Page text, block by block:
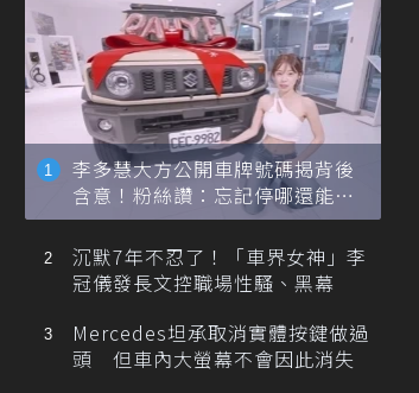
李多慧大方公開車牌號碼揭背後
含意！粉絲讚：忘記停哪還能幫
忙找車
沉默7年不忍了！「車界女神」李
冠儀發長文控職場性騷、黑幕
Mercedes坦承取消實體按鍵做過
頭 但車內大螢幕不會因此消失